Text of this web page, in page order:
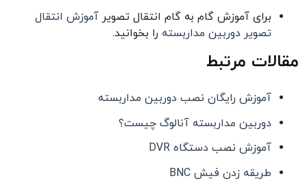
برای آموزش گام به گام انتقال تصویر آموزش انتقال
تصویر دوربین مداربسته را بخوانید.
مقالات مرتبط
آموزش رایگان نصب دوربین مداربسته
دوربین مداربسته آنالوگ چیست؟
آموزش نصب دستگاه DVR
طریقه زدن فیش BNC